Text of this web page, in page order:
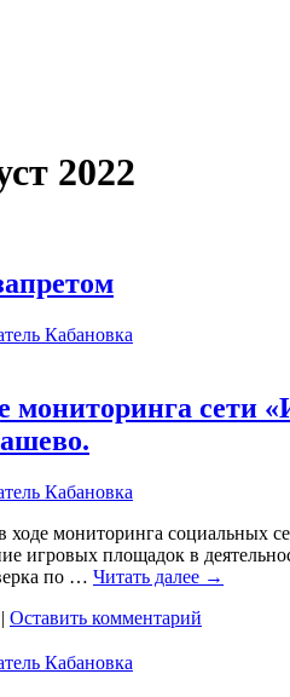
2022
Кабановка
мониторинга сети
Кабановка
мониторинга социальных
игровых площадок в
по … Читать далее →
| Оставить комментарий
Кабановка